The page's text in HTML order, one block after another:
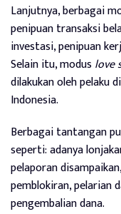
Lanjutnya, berbagai
penipuan transaksi
investasi, penipuan
Selain itu, modus love
dilakukan oleh pelaku
Indonesia.
Berbagai tantangan
seperti: adanya
pelaporan
pemblokiran, pelarian
pengembalian dana.